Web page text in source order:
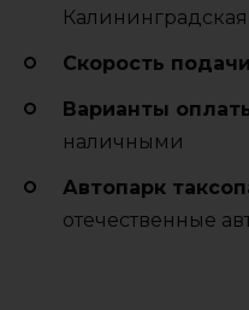
Калининградская
Cкорость
Варианты
наличными
Автопарк
отечественные